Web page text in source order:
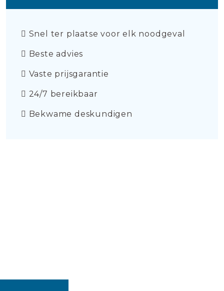
Snel ter plaatse voor elk noodgeval
Beste advies
Vaste prijsgarantie
24/7 bereikbaar
Bekwame deskundigen